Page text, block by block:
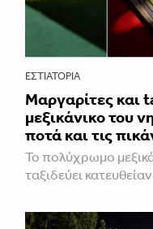
ΕΣΤΙΑΤΌΡΙΑ
Μαργαρίτες και
μεξικάνικο του
ποτά και τις
Το πολύχρωμο
ταξιδεύει